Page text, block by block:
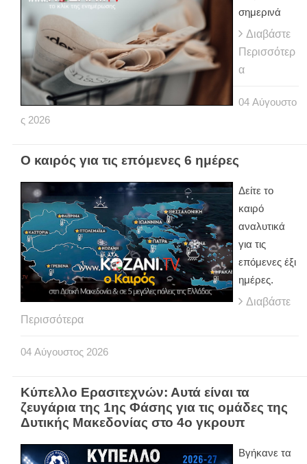
σημερινά
Διαβάστε
Περισσότερ
α
04 Αύγουστο
ς 2026
Ο καιρός για τις επόμενες 6 ημέρες
Δείτε το
καιρό
αναλυτικά
για τις
επόμενες έξι
ημέρες.
Διαβάστε
Περισσότερα
04 Αύγουστος 2026
Κύπελλο Ερασιτεχνών: Αυτά είναι τα
ζευγάρια της 1ης Φάσης για τις ομάδες της
Δυτικής Μακεδονίας στο 4ο γκρουπ
Βγήκανε τα